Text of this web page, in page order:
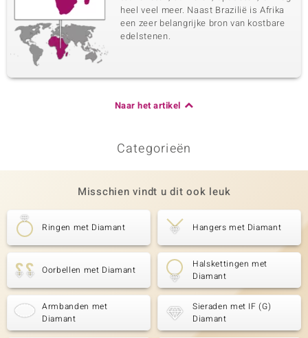
heel veel meer. Naast Brazilië is Afrika
een zeer belangrijke bron van kostbare
edelstenen.
Naar het artikel
Categorieën
Misschien vindt u dit ook leuk
Ringen met Diamant Hangers met Diamant
Oorbellen met Diamant
Halskettingen met
Diamant
Armbanden met
Diamant
Sieraden met IF (G)
Diamant